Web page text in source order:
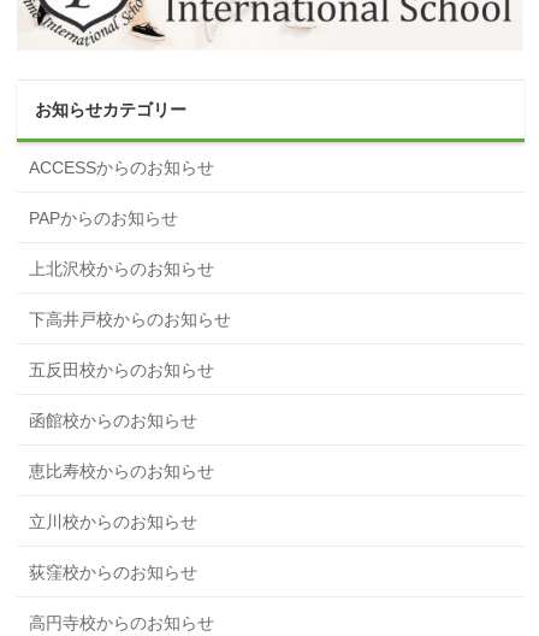
お知らせカテゴリー
ACCESSからのお知らせ
PAPからのお知らせ
上北沢校からのお知らせ
下高井戸校からのお知らせ
五反田校からのお知らせ
函館校からのお知らせ
恵比寿校からのお知らせ
立川校からのお知らせ
荻窪校からのお知らせ
高円寺校からのお知らせ